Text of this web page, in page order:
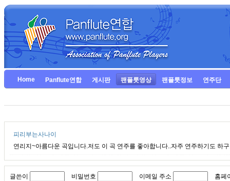
Home Panflute연합 게시판 팬플룻영상 팬플룻정보 연주단
피리부는사나이
연리지~아름다운 곡입니다.저도 이 곡 연주를 좋아합니다..자주 연주하기도 하
글쓴이 비밀번호 이메일 주소 홈페